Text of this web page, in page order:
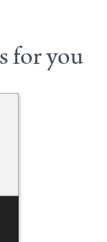
for you